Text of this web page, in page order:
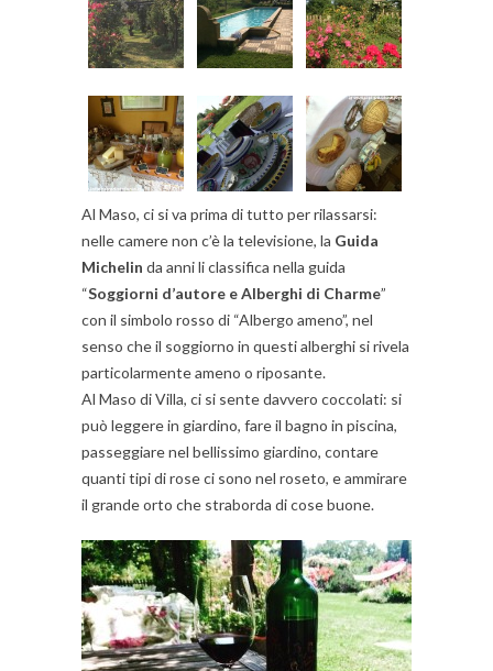
Al Maso, ci si va prima di tutto per rilassarsi:
nelle camere non c’è la televisione, la Guida
Michelin da anni li classifica nella guida
“Soggiorni d’autore e Alberghi di Charme”
con il simbolo rosso di “Albergo ameno”, nel
senso che il soggiorno in questi alberghi si rivela
particolarmente ameno o riposante.
Al Maso di Villa, ci si sente davvero coccolati: si
può leggere in giardino, fare il bagno in piscina,
passeggiare nel bellissimo giardino, contare
quanti tipi di rose ci sono nel roseto, e ammirare
il grande orto che straborda di cose buone.